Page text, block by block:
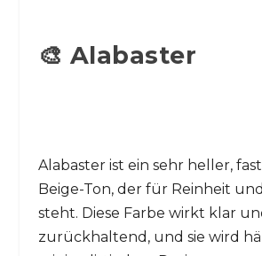
🎨 Alabaster
Alabaster ist ein sehr heller,
Beige-Ton, der für Reinheit
steht. Diese Farbe wirkt klar
zurückhaltend, und sie wird